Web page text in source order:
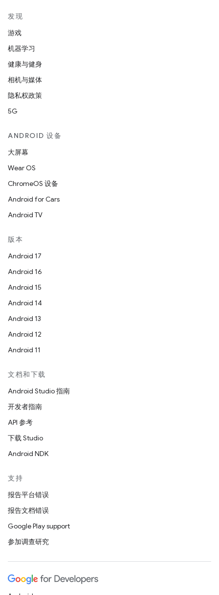
发现
游戏
机器学习
健康与健身
相机与媒体
隐私权政策
5G
ANDROID 设备
大屏幕
Wear OS
ChromeOS 设备
Android for Cars
Android TV
版本
Android 17
Android 16
Android 15
Android 14
Android 13
Android 12
Android 11
文档和下载
Android Studio 指南
开发者指南
API 参考
下载 Studio
Android NDK
支持
报告平台错误
报告文档错误
Google Play support
参加调查研究